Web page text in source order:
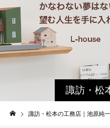
諏訪・松
の社長ブ
諏訪・松本の工務店｜池原純